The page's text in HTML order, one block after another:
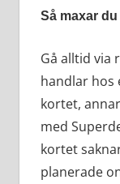
Så maxar
Gå alltid via
handlar hos
kortet,
med
kortet
planerade